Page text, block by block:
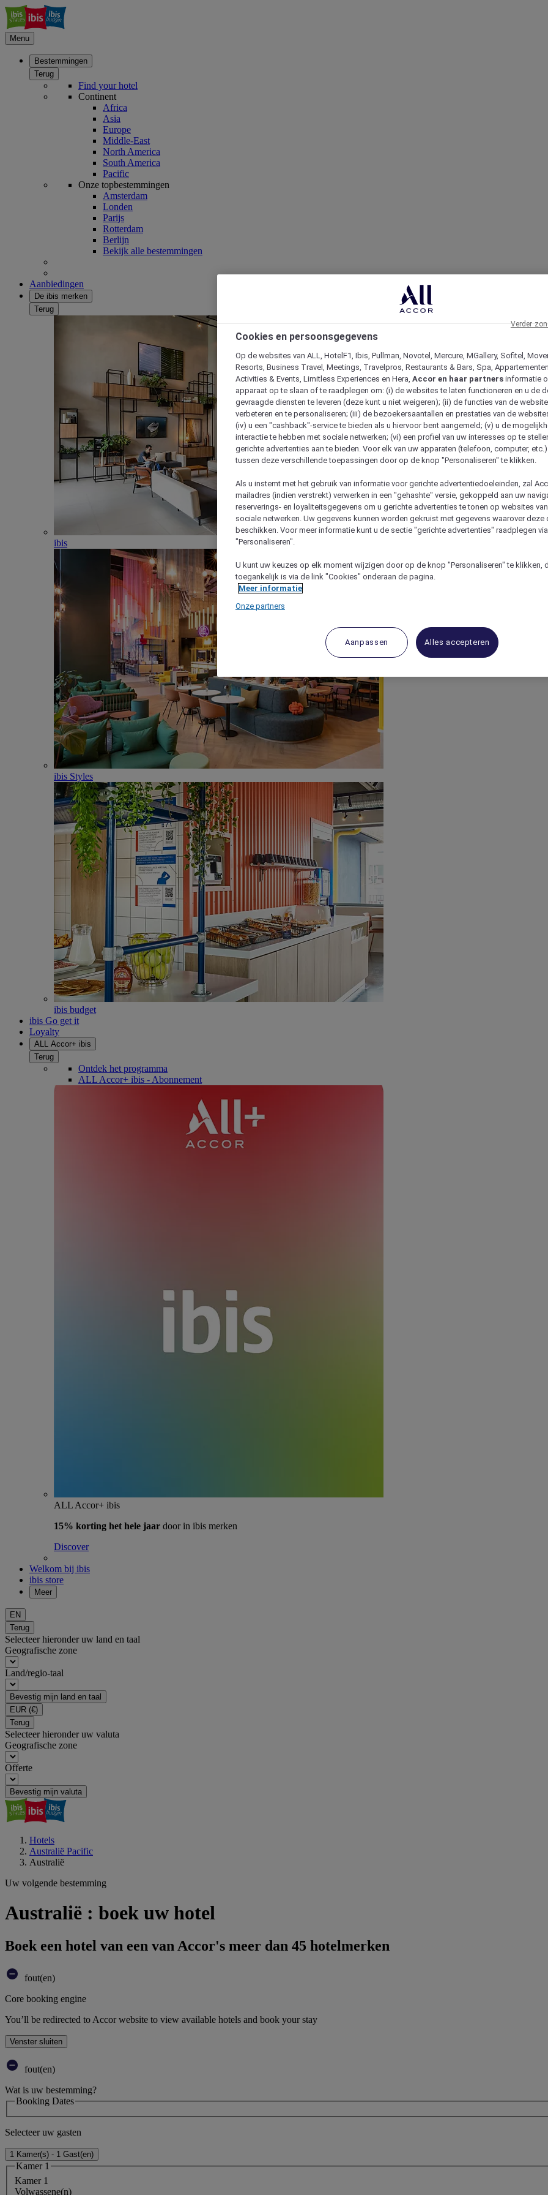
Menu
Bestemmingen
Terug
Find your hotel
Continent
Africa
Asia
Europe
Middle-East
North America
South America
Pacific
Onze topbestemmingen
Amsterdam
Londen
Parijs
Rotterdam
Berlijn
Bekijk alle bestemmingen
Aanbiedingen
De ibis merken
Terug
ibis
ibis Styles
ibis budget
ibis Go get it
Loyalty
ALL Accor+ ibis
Terug
Ontdek het programma
ALL Accor+ ibis - Abonnement
ALL Accor+ ibis
15% korting het hele jaar door in ibis merken
Discover
Welkom bij ibis
ibis store
Meer
EN
Terug
Selecteer hieronder uw land en taal
Geografische zone
Land/regio-taal
Bevestig mijn land en taal
EUR (€)
Terug
Selecteer hieronder uw valuta
Geografische zone
Offerte
Bevestig mijn valuta
Hotels
Australië Pacific
Australië
Uw volgende bestemming
Australië : boek uw hotel
Boek een hotel van een van Accor's meer dan 45 hotelmerken
fout(en)
Core booking engine
You’ll be redirected to Accor website to view available hotels and book your stay
Venster sluiten
fout(en)
Wat is uw bestemming?
Booking Dates
Selecteer uw gasten
1 Kamer(s) - 1 Gast(en)
Kamer 1
Kamer 1
Volwassene(n)
Cookies en persoonsgegevens
Op de websites van ALL, HotelF1, Ibis, Pullman, Novotel, Mercure, MGallery, Sofitel,
Resorts, Business Travel, Meetings, Travelpros, Restaurants & Bars, Spa,
Activities & Events, Limitless Experiences en Hera, Accor en haar partners informatie
apparaat op te slaan of te raadplegen om: (i) de websites te laten functioneren en u de
gevraagde diensten te leveren (deze kunt u niet weigeren); (ii) de functies van de
verbeteren en te personaliseren; (iii) de bezoekersaantallen en prestaties van de
(iv) u een "cashback"-service te bieden als u hiervoor bent aangemeld; (v) u de
interactie te hebben met sociale netwerken; (vi) een profiel van uw interesses op te
gerichte advertenties aan te bieden. Voor elk van uw apparaten (telefoon, computer,
tussen deze verschillende toepassingen door op de knop "Personaliseren" te klikken.
Als u instemt met het gebruik van informatie voor gerichte advertentiedoeleinden, zal
mailadres (indien verstrekt) verwerken in een "gehashte" versie, gekoppeld aan uw
reserverings- en loyaliteitsgegevens om u gerichte advertenties te tonen op websites
sociale netwerken. Uw gegevens kunnen worden gekruist met gegevens waarover deze
beschikken. Voor meer informatie kunt u de sectie "gerichte advertenties" raadplegen
"Personaliseren".
U kunt uw keuzes op elk moment wijzigen door op de knop "Personaliseren" te klikken,
toegankelijk is via de link "Cookies" onderaan de pagina.
Meer informatie
Onze partners
Aanpassen Alles accepteren
Verder